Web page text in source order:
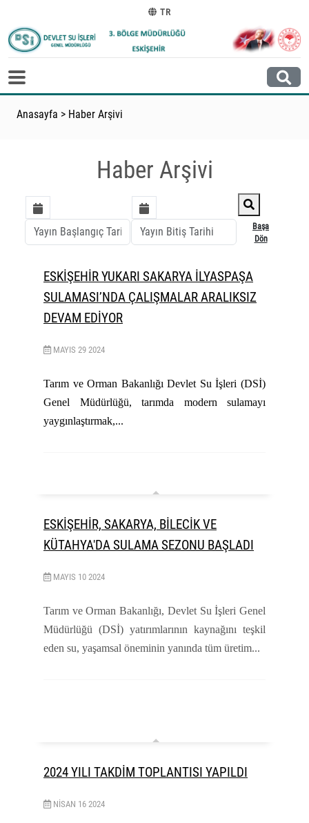
TR
Anasayfa > Haber Arşivi
Haber Arşivi
Başa
Dön
ESKİŞEHİR YUKARI SAKARYA İLYASPAŞA
SULAMASI’NDA ÇALIŞMALAR ARALIKSIZ
DEVAM EDİYOR
MAYIS 29 2024
Tarım ve Orman Bakanlığı Devlet Su İşleri (DSİ)
Genel Müdürlüğü, tarımda modern sulamayı
yaygınlaştırmak,...
ESKİŞEHİR, SAKARYA, BİLECİK VE
KÜTAHYA'DA SULAMA SEZONU BAŞLADI
MAYIS 10 2024
Tarım ve Orman Bakanlığı, Devlet Su İşleri Genel
Müdürlüğü (DSİ) yatırımlarının kaynağını teşkil
eden su, yaşamsal öneminin yanında tüm üretim...
2024 YILI TAKDİM TOPLANTISI YAPILDI
NISAN 16 2024